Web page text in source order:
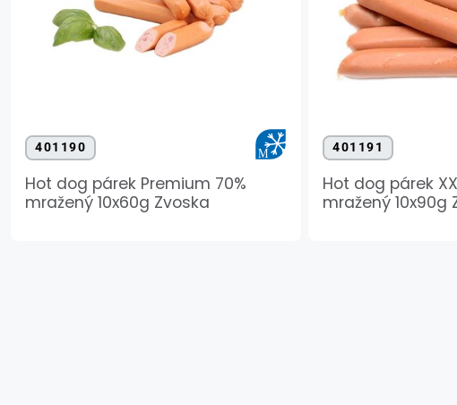
401190
Hot dog párek Premium 70%
mražený 10x60g Zvoska
401191
Hot dog párek
mražený 10x90g